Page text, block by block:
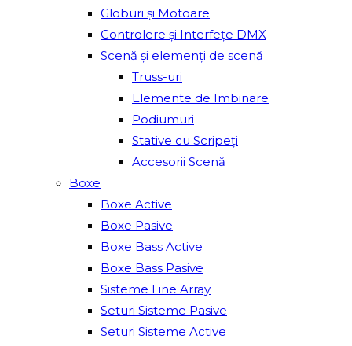
Globuri și Motoare
Controlere și Interfețe DMX
Scenă și elemenți de scenă
Truss-uri
Elemente de Imbinare
Podiumuri
Stative cu Scripeți
Accesorii Scenă
Boxe
Boxe Active
Boxe Pasive
Boxe Bass Active
Boxe Bass Pasive
Sisteme Line Array
Seturi Sisteme Pasive
Seturi Sisteme Active